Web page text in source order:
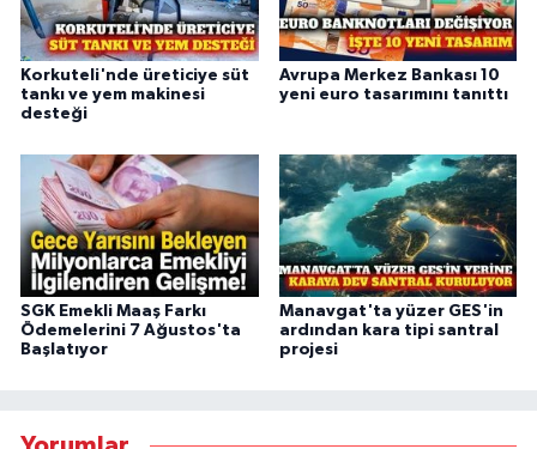
Korkuteli'nde üreticiye süt
tankı ve yem makinesi
desteği
Avrupa Merkez Bankası 10
yeni euro tasarımını tanıttı
SGK Emekli Maaş Farkı
Ödemelerini 7 Ağustos'ta
Başlatıyor
Manavgat'ta yüzer GES'in
ardından kara tipi santral
projesi